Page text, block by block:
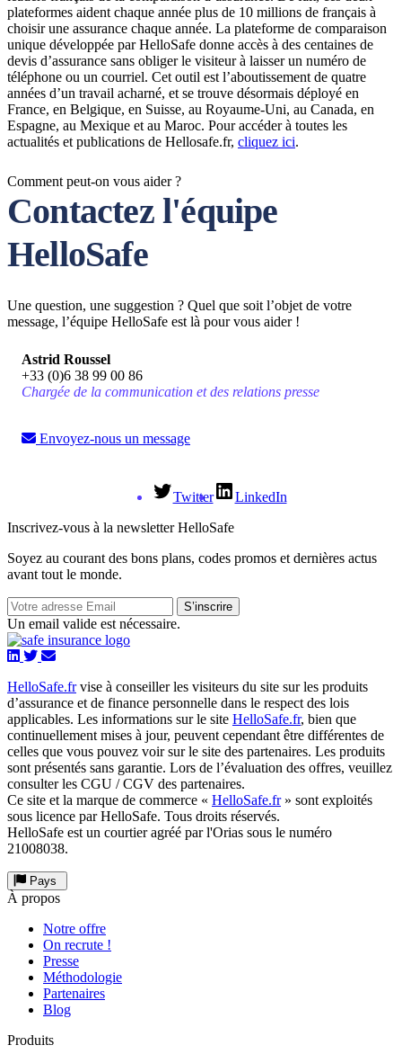
plateformes aident chaque année plus de 10 millions de français à
choisir une assurance chaque année. La plateforme de comparaison
unique développée par HelloSafe donne accès à des centaines de
devis d’assurance sans obliger le visiteur à laisser un numéro de
téléphone ou un courriel. Cet outil est l’aboutissement de quatre
années d’un travail acharné, et se trouve désormais déployé en
France, en Belgique, en Suisse, au Royaume-Uni, au Canada, en
Espagne, au Mexique et au Maroc. Pour accéder à toutes les
actualités et publications de Hellosafe.fr, cliquez ici.
Comment peut-on vous aider ?
Contactez l'équipe
HelloSafe
Une question, une suggestion ? Quel que soit l’objet de votre
message, l’équipe HelloSafe est là pour vous aider !
Astrid Roussel
+33 (0)6 38 99 00 86
Chargée de la communication et des relations presse
Envoyez-nous un message
Twitter
LinkedIn
Inscrivez-vous à la newsletter HelloSafe
Soyez au courant des bons plans, codes promos et dernières actus
avant tout le monde.
S’inscrire
Un email valide est nécessaire.
HelloSafe.frvise à conseiller les visiteurs du site sur les produits
d’assurance et de finance personnelle dans le respect des lois
applicables. Les informations sur le site HelloSafe.fr, bien que
continuellement mises à jour, peuvent cependant être différentes de
celles que vous pouvez voir sur le site des partenaires. Les produits
sont présentés sans garantie. Lors de l’évaluation des offres, veuillez
consulter les CGU / CGV des partenaires.
Ce site et la marque de commerce « HelloSafe.fr» sont exploités
sous licence par HelloSafe. Tous droits réservés.
HelloSafe est un courtier agréé par l'Orias sous le numéro
21008038.
Pays
À propos
Notre offre
On recrute !
Presse
Méthodologie
Partenaires
Blog
Produits